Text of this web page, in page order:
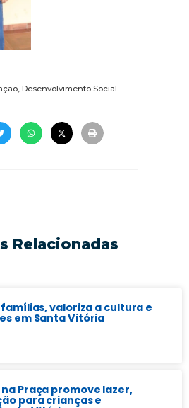
, Desenvolvimento Social
Relacionadas
valoriza a cultura e
em Santa Vitória
Praça promove lazer,
para crianças e